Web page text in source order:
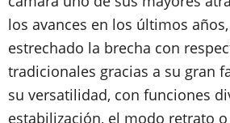
los avances en los últimos
estrechado la brecha con
tradicionales gracias a su gran
su versatilidad, con funciones
estabilización, el modo retrato